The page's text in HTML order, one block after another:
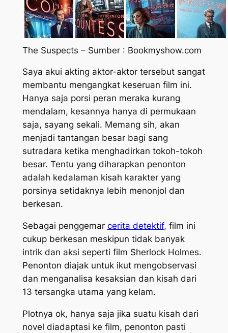
The Suspects – Sumber : Bookmyshow.com
Saya akui akting aktor-aktor tersebut sangat
membantu mengangkat keseruan film ini.
Hanya saja porsi peran meraka kurang
mendalam, kesannya hanya di permukaan
saja, sayang sekali. Memang sih, akan
menjadi tantangan besar bagi sang
sutradara ketika menghadirkan tokoh-tokoh
besar. Tentu yang diharapkan penonton
adalah kedalaman kisah karakter yang
porsinya setidaknya lebih menonjol dan
berkesan.
Sebagai penggemar cerita detektif, film ini
cukup berkesan meskipun tidak banyak
intrik dan aksi seperti film Sherlock Holmes.
Penonton diajak untuk ikut mengobservasi
dan menganalisa kesaksian dan kisah dari
13 tersangka utama yang kelam.
Plotnya ok, hanya saja jika suatu kisah dari
novel diadaptasi ke film, penonton pasti